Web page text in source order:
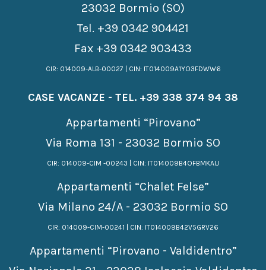
23032 Bormio (SO)
Tel. +39 0342 904421
Fax +39 0342 903433
CIR: 014009-ALB-00027 | CIN: IT014009A1YO3FDWW6
CASE VACANZE - TEL. +39 338 374 94 38
Appartamenti “Pirovano”
Via Roma 131 - 23032 Bormio SO
CIR: 014009-CIM -00243 | CIN: IT014009B4OFBMKAIJ
Appartamenti “Chalet Felse”
Via Milano 24/A - 23032 Bormio SO
CIR: 014009-CIM-00241 | CIN: IT014009B42V5GRV26
Appartamenti “Pirovano - Valdidentro”